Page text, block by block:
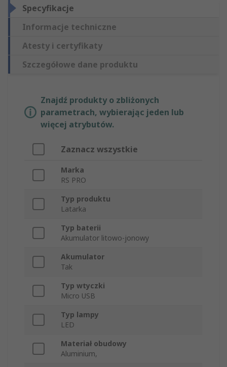
Specyfikacje
Informacje techniczne
Atesty i certyfikaty
Szczegółowe dane produktu
Znajdź produkty o zbliżonych
parametrach, wybierając jeden lub
więcej atrybutów.
Zaznacz wszystkie
Marka
RS PRO
Typ produktu
Latarka
Typ baterii
Akumulator litowo-jonowy
Akumulator
Tak
Typ wtyczki
Micro USB
Typ lampy
LED
Materiał obudowy
Aluminium,